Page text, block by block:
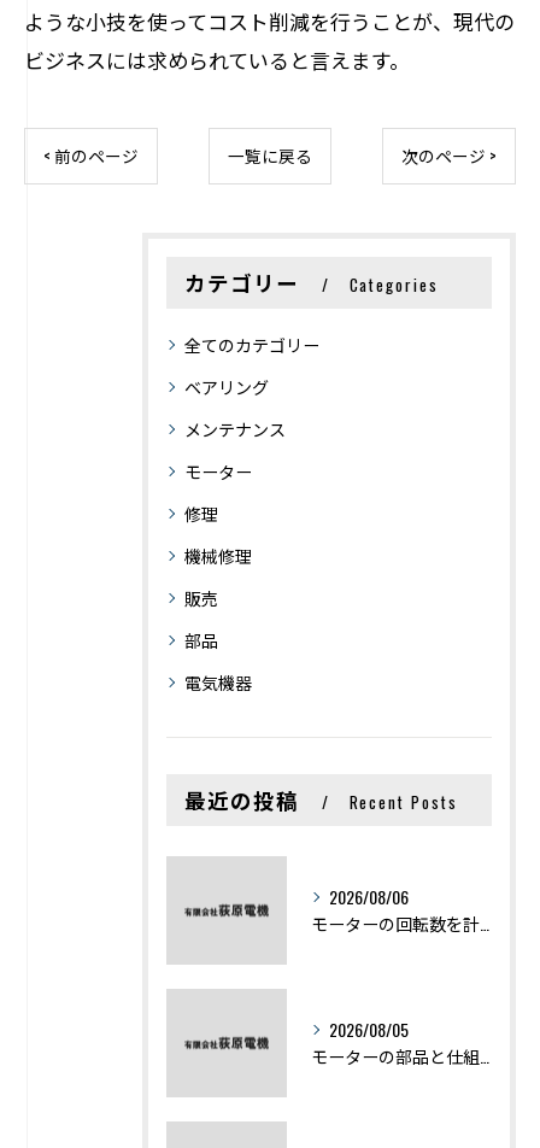
ような小技を使ってコスト削減を行うことが、現代の
ビジネスには求められていると言えます。
< 前のページ 一覧に戻る 次のページ >
カテゴリー Categories
全てのカテゴリー
ベアリング
メンテナンス
モーター
修理
機械修理
販売
部品
電気機器
最近の投稿 Recent Posts
2026/08/06
2026/08/05